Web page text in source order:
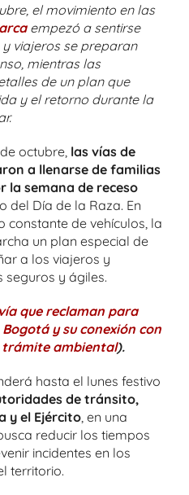
el movimiento en las
empezó a sentirse
viajeros se preparan
mientras las
de un plan que
y el retorno durante la
octubre, las vías de
a llenarse de familias
la semana de receso
del Día de la Raza. En
constante de vehículos, la
un plan especial de
a los viajeros y
y ágiles.
que reclaman para
y su conexión con
trámite ambiental).
hasta el lunes festivo
de tránsito,
y el Ejército , en una
reducir los tiempos
incidentes en los
territorio.